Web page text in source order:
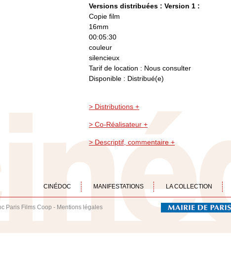
Versions distribuées : Version 1 :
Copie film
16mm
00:05:30
couleur
silencieux
Tarif de location : Nous consulter
Disponible : Distribué(e)
> Distributions +
> Co-Réalisateur +
> Descriptif, commentaire +
CINÉDOC MANIFESTATIONS LA COLLECTION
Paris Films Coop - Mentions légales